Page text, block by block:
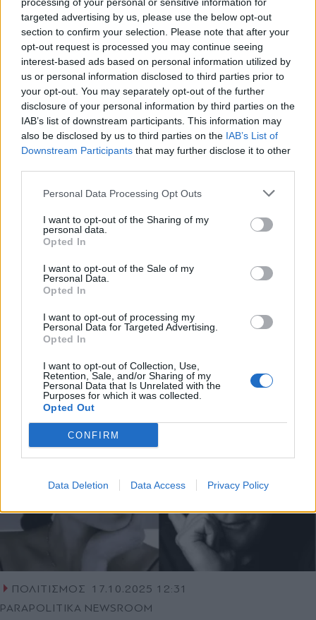
targeted advertising by us, please use the below opt-out
section to confirm your selection. Please note that after your
opt-out request is processed you may continue seeing
interest-based ads based on personal information utilized by
us or personal information disclosed to third parties prior to
your opt-out. You may separately opt-out of the further
disclosure of your personal information by third parties on the
IAB’s list of downstream participants. This information may
also be disclosed by us to third parties on the IAB’s List of
Downstream Participants that may further disclose it to other
Personal Data Processing Opt Outs
I want to opt-out of the Sharing of my
personal data.
Opted In
I want to opt-out of the Sale of my
Personal Data.
Opted In
I want to opt-out of processing my
Personal Data for Targeted Advertising.
Opted In
I want to opt-out of Collection, Use,
Retention, Sale, and/or Sharing of my
Personal Data that Is Unrelated with the
Purposes for which it was collected.
Opted Out
CONFIRM
Data Deletion Data Access Privacy Policy
ΣΧΕΤΙΚΗ ΕΙΔΗΣΕΟΓΡΑΦΙΑ
ΠΟΛΙΤΙΣΜΟΣ 19.01.2022 11:08
Η αυλή των θαυμάτων: Στο Μέγαρο
Μουσικής σε μορφή μιούζικαλ με 17μελή
θίασο το έργο του Καμπανέλλη
ΠΟΛΙΤΙΣΜΟΣ
17.10.2025 12:31
PARAPOLITIKA NEWSROOM
Εγγραφή στο newsletter
Αποδέχομαι τους
και την πολιτική απορρήτου
X